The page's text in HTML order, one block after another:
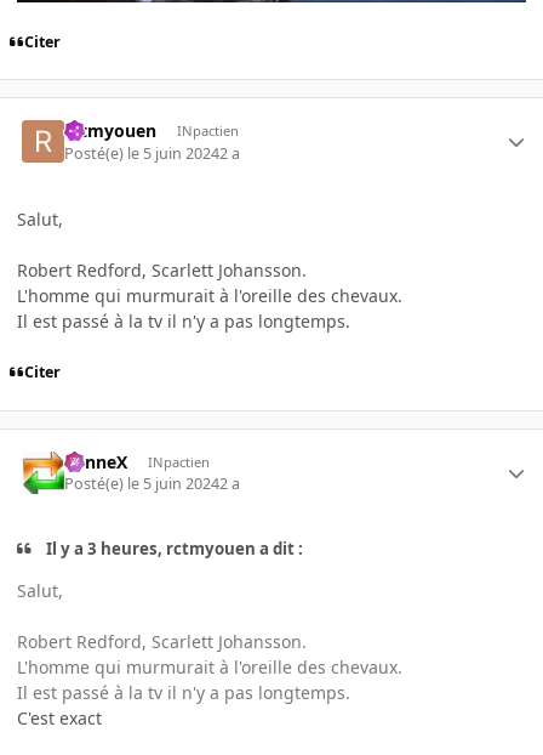
Citer
rctmyouen INpactien
Posté(e) le 5 juin 20242 a
Salut,
Robert Redford, Scarlett Johansson.
L'homme qui murmurait à l'oreille des chevaux.
Il est passé à la tv il n'y a pas longtemps.
Citer
SunneX INpactien
Posté(e) le 5 juin 20242 a
Il y a 3 heures, rctmyouen a dit :
Salut,
Robert Redford, Scarlett Johansson.
L'homme qui murmurait à l'oreille des chevaux.
Il est passé à la tv il n'y a pas longtemps.
C'est exact